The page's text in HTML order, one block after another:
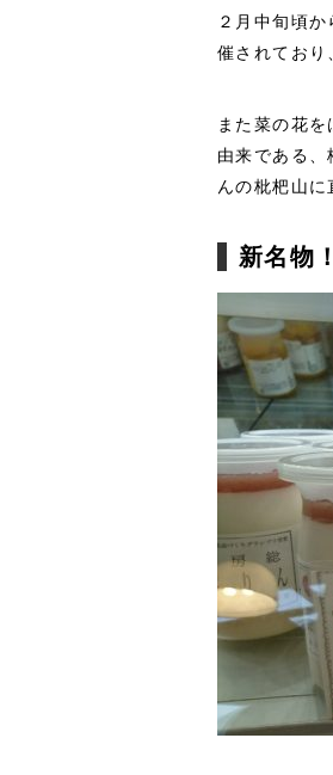
２月中旬頃
催されており
また菜の花
由来である
んの枇杷山
新名物